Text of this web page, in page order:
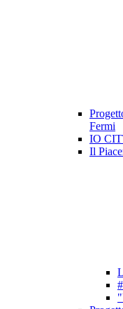
Fermi
IO
Il